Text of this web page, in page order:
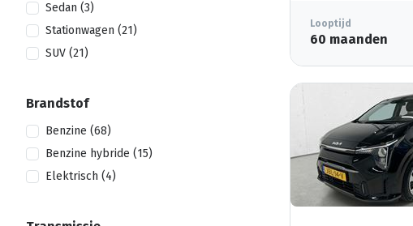
Sedan (3)
Stationwagen (21)
SUV (21)
Brandstof
Benzine (68)
Benzine hybride (15)
Elektrisch (4)
Looptijd
60 maanden